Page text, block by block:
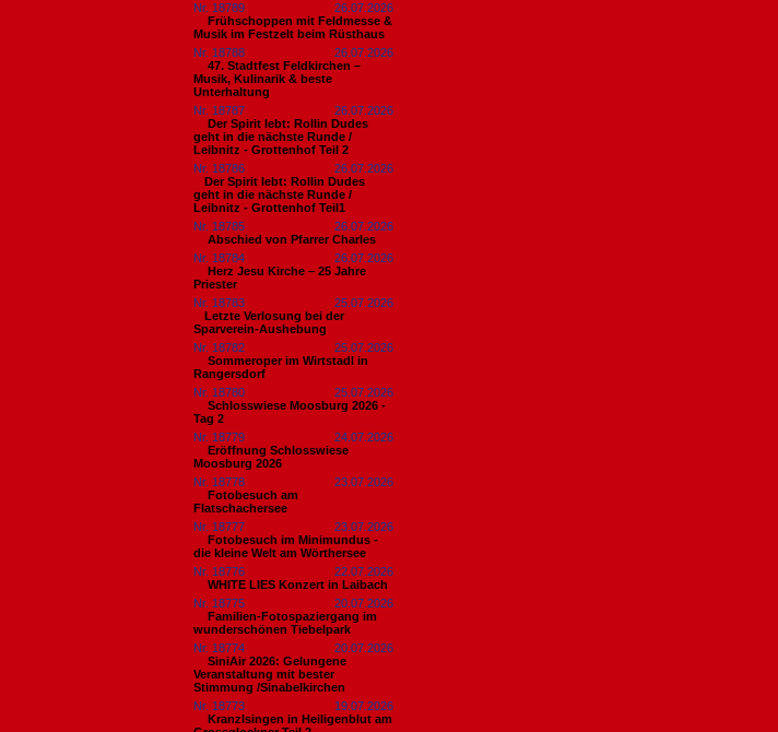
Nr. 18789
26.07.2026
Frühschoppen mit Feldmesse &
Musik im Festzelt beim Rüsthaus
Nr. 18788
26.07.2026
47. Stadtfest Feldkirchen –
Musik, Kulinarik & beste
Unterhaltung
Nr. 18787
26.07.2026
Der Spirit lebt: Rollin Dudes
geht in die nächste Runde /
Leibnitz - Grottenhof Teil 2
Nr. 18786
26.07.2026
​Der Spirit lebt: Rollin Dudes
geht in die nächste Runde /
Leibnitz - Grottenhof Teil1
Nr. 18785
26.07.2026
Abschied von Pfarrer Charles
Nr. 18784
26.07.2026
Herz Jesu Kirche – 25 Jahre
Priester
Nr. 18783
25.07.2026
​Letzte Verlosung bei der
Sparverein-Aushebung
Nr. 18782
25.07.2026
Sommeroper im Wirtstadl in
Rangersdorf
Nr. 18780
25.07.2026
Schlosswiese Moosburg 2026 -
Tag 2
Nr. 18779
24.07.2026
Eröffnung Schlosswiese
Moosburg 2026
Nr. 18778
23.07.2026
Fotobesuch am
Flatschachersee
Nr. 18777
23.07.2026
Fotobesuch im Minimundus -
die kleine Welt am Wörthersee
Nr. 18776
22.07.2026
WHITE LIES Konzert in Laibach
Nr. 18775
20.07.2026
Familien-Fotospaziergang im
wunderschönen Tiebelpark
Nr. 18774
20.07.2026
SiniAir 2026: Gelungene
Veranstaltung mit bester
Stimmung /Sinabelkirchen
Nr. 18773
19.07.2026
Kranzlsingen in Heiligenblut am